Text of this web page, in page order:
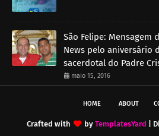
São Felipe: Mensagem
News pelo aniversário
sacerdotal do Padre
maio 15, 2016
HOME ABOUT
Crafted with by TemplatesYard |